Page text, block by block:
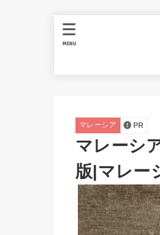
MENU
マレーシア PR
マレーシ
版|マレー